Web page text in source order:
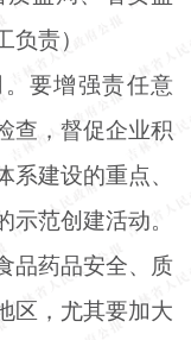
负责）
要增强责任意
查，督促企业积
建设的重点、
范创建活动。
品药品安全、质
区，尤其要加大